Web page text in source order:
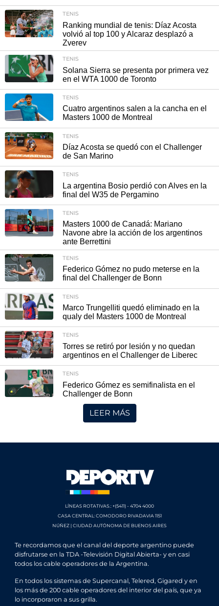
TENIS
Ranking mundial de tenis: Díaz Acosta
volvió al top 100 y Alcaraz desplazó a
Zverev
TENIS
Solana Sierra se presenta por primera vez
en el WTA 1000 de Toronto
TENIS
Cuatro argentinos salen a la cancha en el
Masters 1000 de Montreal
TENIS
Díaz Acosta se quedó con el Challenger
de San Marino
TENIS
La argentina Bosio perdió con Alves en la
final del W35 de Pergamino
TENIS
Masters 1000 de Canadá: Mariano
Navone abre la acción de los argentinos
ante Berrettini
TENIS
Federico Gómez no pudo meterse en la
final del Challenger de Bonn
TENIS
Marco Trungelliti quedó eliminado en la
qualy del Masters 1000 de Montreal
TENIS
Torres se retiró por lesión y no quedan
argentinos en el Challenger de Liberec
TENIS
Federico Gómez es semifinalista en el
Challenger de Bonn
LEER MÁS
LÍNEAS ROTATIVAS.: +(5411) - 4704 4000
CASA CENTRAL: COMODORO RIVADAVIA 1151
NÚÑEZ | CIUDAD AUTÓNOMA DE BUENOS AIRES
Te recordamos que el canal del deporte argentino puede
disfrutarse en la TDA -Televisión Digital Abierta- y en casi
todos los cable operadores de la Argentina.
En todos los sistemas de Supercanal, Telered, Gigared y en
los más de 200 cable operadores del interior del país, que ya
lo incorporaron a sus grilla.